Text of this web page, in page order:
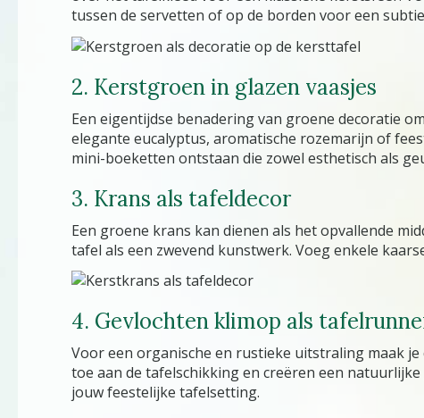
tussen de servetten of op de borden voor een
2. Kerstgroen in glazen vaasjes
Een eigentijdse benadering van groene decoratie
elegante eucalyptus, aromatische rozemarijn of
mini-boeketten ontstaan die zowel esthetisch als
3. Krans als tafeldecor
Een groene krans kan dienen als het opvallende
tafel als een zwevend kunstwerk. Voeg enkele
4. Gevlochten klimop als
Voor een organische en rustieke uitstraling maak
toe aan de tafelschikking en creëren een
jouw feestelijke tafelsetting.